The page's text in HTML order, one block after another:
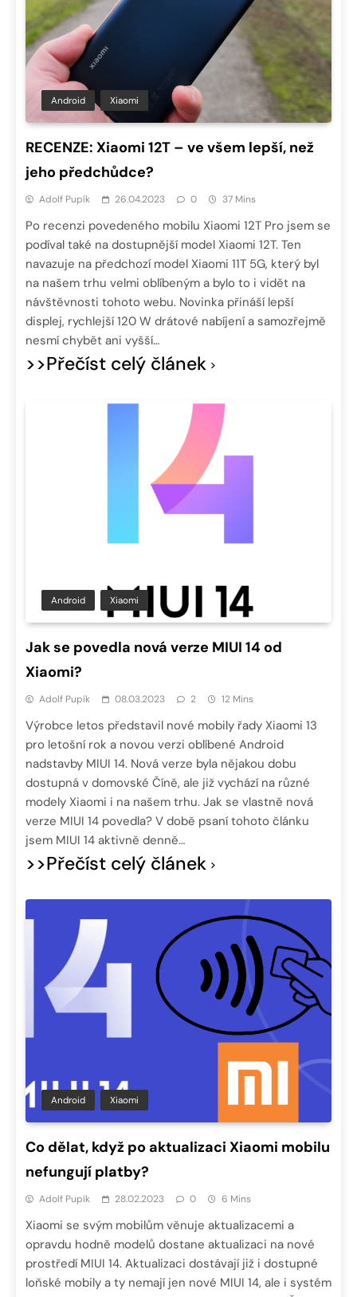
Android Xiaomi
RECENZE: Xiaomi 12T – ve všem lepší, než
jeho předchůdce?
Adolf Pupík 26.04.2023 0 37 Mins
Po recenzi povedeného mobilu Xiaomi 12T Pro jsem se
podíval také na dostupnější model Xiaomi 12T. Ten
navazuje na předchozí model Xiaomi 11T 5G, který byl
na našem trhu velmi oblíbeným a bylo to i vidět na
návštěvnosti tohoto webu. Novinka přináší lepší
displej, rychlejší 120 W drátové nabíjení a samozřejmě
nesmí chybět ani vyšší…
>>Přečíst celý článek
Android Xiaomi
Jak se povedla nová verze MIUI 14 od
Xiaomi?
Adolf Pupík 08.03.2023 2 12 Mins
Výrobce letos představil nové mobily řady Xiaomi 13
pro letošní rok a novou verzi oblíbené Android
nadstavby MIUI 14. Nová verze byla nějakou dobu
dostupná v domovské Číně, ale již vychází na různé
modely Xiaomi i na našem trhu. Jak se vlastně nová
verze MIUI 14 povedla? V době psaní tohoto článku
jsem MIUI 14 aktivně denně…
>>Přečíst celý článek
Android Xiaomi
Co dělat, když po aktualizaci Xiaomi mobilu
nefungují platby?
Adolf Pupík 28.02.2023 0 6 Mins
Xiaomi se svým mobilům věnuje aktualizacemi a
opravdu hodně modelů dostane aktualizaci na nové
prostředí MIUI 14. Aktualizaci dostávají již i dostupné
loňské mobily a ty nemají jen nové MIUI 14, ale i systém